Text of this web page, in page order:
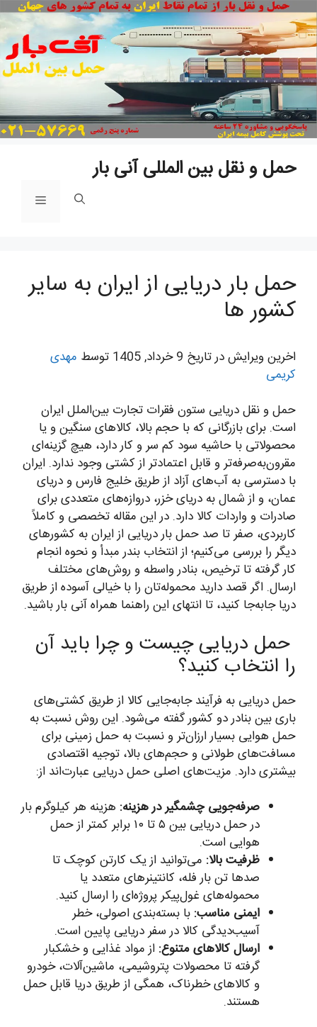
حمل و نقل بین المللی آنی بار
فهرست
حمل بار دریایی از ایران به سایر
کشور ها
اخرین ویرایش در تاریخ 9 خرداد, 1405 توسط
مهدی
کریمی
حمل و نقل دریایی ستون فقرات تجارت بین‌الملل ایران
است. برای بازرگانی که با حجم بالا، کالاهای سنگین و یا
محصولاتی با حاشیه سود کم سر و کار دارد، هیچ گزینه‌ای
مقرون‌به‌صرفه‌تر و قابل اعتمادتر از کشتی وجود ندارد. ایران
با دسترسی به آب‌های آزاد از طریق خلیج فارس و دریای
عمان، و از شمال به دریای خزر، دروازه‌های متعددی برای
صادرات و واردات کالا دارد. در این مقاله تخصصی و کاملاً
کاربردی، صفر تا صد حمل بار دریایی از ایران به کشورهای
دیگر را بررسی می‌کنیم؛ از انتخاب بندر مبدأ و نحوه انجام
کار گرفته تا ترخیص، بنادر واسطه و روش‌های مختلف
ارسال. اگر قصد دارید محموله‌تان را با خیالی آسوده از طریق
دریا جابه‌جا کنید، تا انتهای این راهنما همراه آنی بار باشید.
حمل دریایی چیست و چرا باید آن
را انتخاب کنید؟
حمل دریایی به فرآیند جابه‌جایی کالا از طریق کشتی‌های
باری بین بنادر دو کشور گفته می‌شود. این روش نسبت به
حمل هوایی بسیار ارزان‌تر و نسبت به حمل زمینی برای
مسافت‌های طولانی و حجم‌های بالا، توجیه اقتصادی
بیشتری دارد. مزیت‌های اصلی حمل دریایی عبارت‌اند از:
صرفه‌جویی چشمگیر در هزینه: هزینه هر کیلوگرم بار
در حمل دریایی بین ۵ تا ۱۰ برابر کمتر از حمل
هوایی است.
ظرفیت بالا: می‌توانید از یک کارتن کوچک تا
صدها تن بار فله، کانتینرهای متعدد یا
محموله‌های غول‌پیکر پروژه‌ای را ارسال کنید.
ایمنی مناسب: با بسته‌بندی اصولی، خطر
آسیب‌دیدگی کالا در سفر دریایی پایین است.
ارسال کالاهای متنوع: از مواد غذایی و خشکبار
گرفته تا محصولات پتروشیمی، ماشین‌آلات، خودرو
و کالاهای خطرناک، همگی از طریق دریا قابل حمل
هستند.